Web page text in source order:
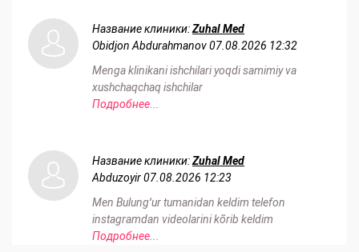
Название клиники:Zuhal Med
Obidjon Abdurahmanov07.08.2026 12:32
Menga klinikani ishchilari yoqdi samimiy va
xushchaqchaq ishchilar
Подробнее...
Название клиники:Zuhal Med
Abduzoyir07.08.2026 12:23
Men Bulungʻur tumanidan keldim telefon
instagramdan videolarini kõrib keldim
Подробнее...